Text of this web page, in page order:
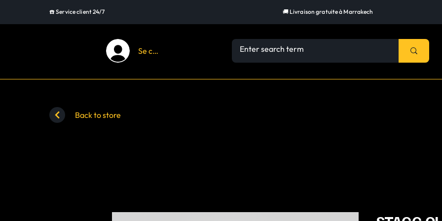
☎️ Service client 24/7 🚚 Livraison gratuite à Marrakech
Se connecter
Back to store